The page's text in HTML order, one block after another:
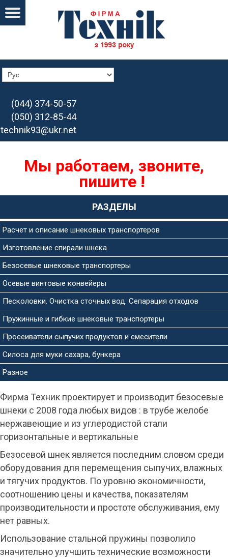
(044) 374-50-57
(050) 312-85-44
technik93@ukr.net
Мы работаем, звоните,
пишите !
РАЗДЕЛЫ
Расчет и описание шнековых транспортеров
Изготовление спирали шнека
Безосевые шнековые транспортеры
Осевые винтовые конвейеры
Песколовки. Очистка сточных вод. Сепарация отходов
Пружинные и гибкие шнековые транспортеры
Просеиватели сыпучих продуктов и смесители
Силоса для муки сахара, бункера
Разное
Фирма Техник проектирует и производит безосевые
шнеки с 2008 года любых видов : в трубе желобе
нержавеющие и из углеродистой стали
горизонтальные и вертикальные
Безосевой шнек является последним словом среди
оборудования для перемещения сыпучих, влажных
и тягучих продуктов. По уровню экономичности,
соотношению цены и качества, показателям
производительности и простоте обслуживания, ему
нет равных.
Использование стальной пружины позволило
значительно улучшить технические возможности